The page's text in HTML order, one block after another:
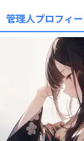
管理人プロフィ